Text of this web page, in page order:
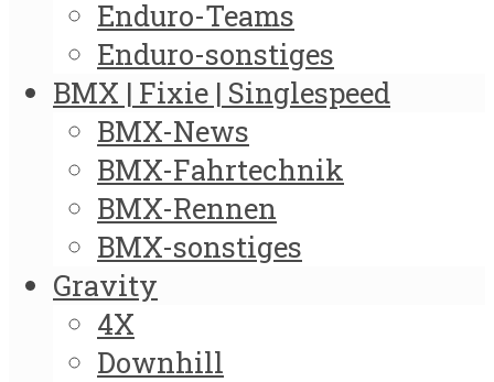
Enduro-Teams
Enduro-sonstiges
BMX | Fixie | Singlespeed
BMX-News
BMX-Fahrtechnik
BMX-Rennen
BMX-sonstiges
Gravity
4X
Downhill